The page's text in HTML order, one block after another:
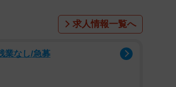
求人情報一覧へ
業なし/急募